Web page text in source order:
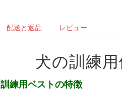
配送と返品 レビュー
犬の訓練
訓練用ベストの特徴